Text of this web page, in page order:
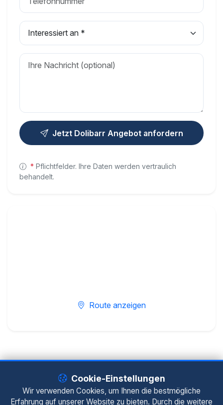
Jetzt Dolibarr Angebot anfordern
* Pflichtfelder. Ihre Daten werden vertraulich
behandelt.
Route anzeigen
© 2026 DoliCare – Dipl.-Ing. Gerhard Peilstöcker
Impressum | Datenschutz
Cookie-Einstellungen
Wir verwenden Cookies, um Ihnen die bestmögliche
Erfahrung auf unserer Website zu bieten. Durch die weitere